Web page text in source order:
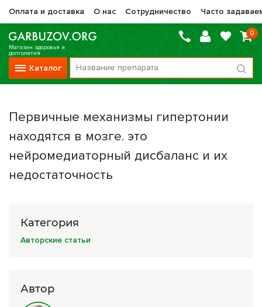
Оплата и доставка О нас Сотрудничество Часто
Магазин здоровья и
долголетия
Каталог
0
Vitauct / Витаукт
Препараты НТК Жизненная Сила
Сашера-Мед
Препараты при онкологии
Урбеч
Первичные механизмы гипертонии
находятся в мозге. это
нейромедиаторный дисбаланс и их
недостаточность
Категория
Авторские статьи
Автор